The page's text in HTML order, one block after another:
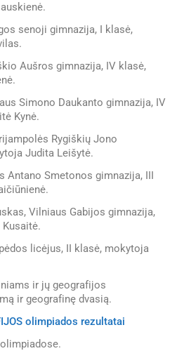
senoji gimnazija, I klasė,
Aušros gimnazija, IV klasė,
Simono Daukanto gimnazija, IV
Kynė.
Rygiškių Jono
Judita Leišytė.
Antano Smetonos gimnazija, III
Vilniaus Gabijos gimnazija,
licėjus, II klasė, mokytoja
ir jų geografijos
ir geografinę dvasią.
olimpiados rezultatai